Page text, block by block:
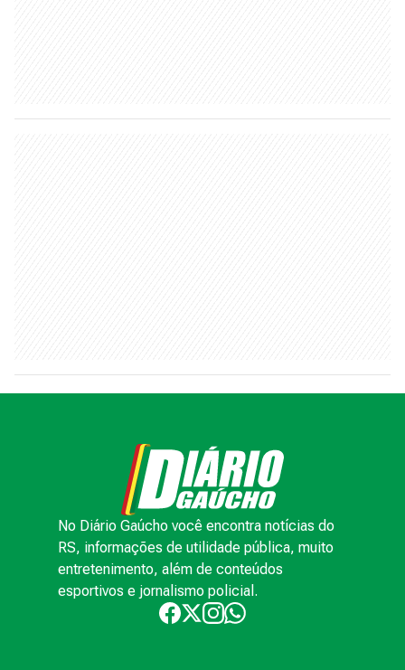
No Diário Gaúcho você encontra notícias do
RS, informações de utilidade pública, muito
entretenimento, além de conteúdos
esportivos e jornalismo policial.